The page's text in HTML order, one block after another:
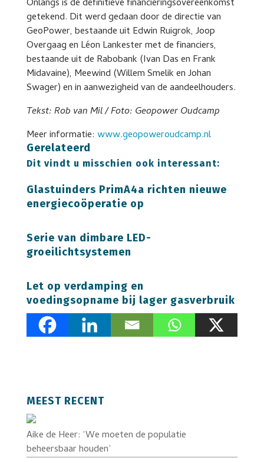
Onlangs is de definitieve financieringsovereenkomst
getekend. Dit werd gedaan door de directie van
GeoPower, bestaande uit Edwin Ruigrok, Joop
Overgaag en Léon Lankester met de financiers,
bestaande uit de Rabobank (Ivan Das en Frank
Midavaine), Meewind (Willem Smelik en Johan
Swager) en in aanwezigheid van de aandeelhouders.
Tekst: Rob van Mil / Foto: Geopower Oudcamp
Meer informatie: www.geopoweroudcamp.nl
Gerelateerd
Dit vindt u misschien ook interessant:
Glastuinders PrimA4a richten nieuwe
energiecoöperatie op
Serie van dimbare LED-
groeilichtsystemen
Let op verdamping en
voedingsopname bij lager gasverbruik
MEEST RECENT
Aike de Heer: ‘We moeten de populatie
beheersbaar houden’